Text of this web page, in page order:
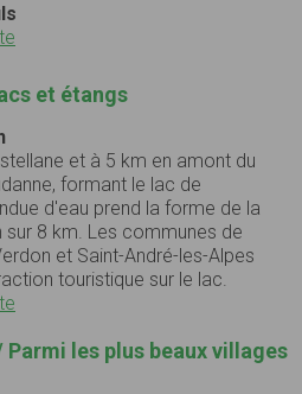
et étangs
et à 5 km en amont du
formant le lac de
d'eau prend la forme de la
sur 8 km. Les communes de
et Saint-André-les-Alpes
touristique sur le lac.
les plus beaux villages